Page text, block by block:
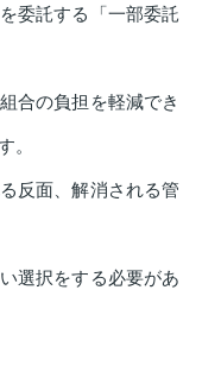
委託する「一部委託
合の負担を軽減でき
。
反面、解消される管
選択をする必要があ